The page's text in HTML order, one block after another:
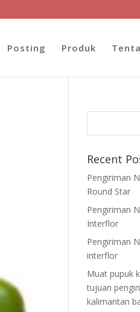
Posting Produk
Recent
Pengiriman
Round Star
Pengiriman
Interflor
Pengiriman
interflor
Muat pupuk
tujuan
kalimantan